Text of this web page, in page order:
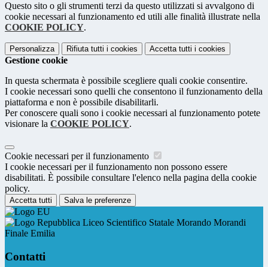
Questo sito o gli strumenti terzi da questo utilizzati si avvalgono di
cookie necessari al funzionamento ed utili alle finalità illustrate nella
COOKIE POLICY.
Personalizza Rifiuta tutti i cookies Accetta tutti i cookies
Gestione cookie
In questa schermata è possibile scegliere quali cookie consentire.
I cookie necessari sono quelli che consentono il funzionamento della
piattaforma e non è possibile disabilitarli.
Per conoscere quali sono i cookie necessari al funzionamento potete
visionare la COOKIE POLICY.
Cookie necessari per il funzionamento
I cookie necessari per il funzionamento non possono essere
disabilitati. È possibile consultare l'elenco nella pagina della cookie
policy.
Accetta tutti Salva le preferenze
Liceo Scientifico Statale Morando Morandi
Finale Emilia
Contatti